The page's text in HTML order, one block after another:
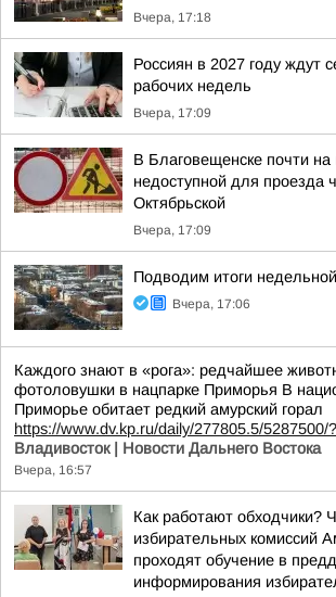
Вчера, 17:18
Россиян в 2027 году ждут
рабочих недель
Вчера, 17:09
В Благовещенске почти на
недоступной для проезда
Октябрьской
Вчера, 17:09
Подводим итоги
Вчера, 17:06
Каждого знают в «рога»: редчайшее
фотоловушки в нацпарке Приморья В
Приморье обитает редкий амурский горал
https://www.dv.kp.ru/daily/277805.5/5287500/
Владивосток | Новости Дальнего Востока
Вчера, 16:57
Как работают обходчики?
избирательных комиссий
проходят обучение в
информирования